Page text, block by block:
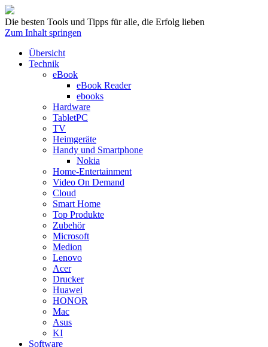
Die besten Tools und Tipps für alle, die Erfolg lieben
Zum Inhalt springen
Übersicht
Technik
eBook
eBook Reader
ebooks
Hardware
TabletPC
TV
Heimgeräte
Handy und Smartphone
Nokia
Home-Entertainment
Video On Demand
Cloud
Smart Home
Top Produkte
Zubehör
Microsoft
Medion
Lenovo
Acer
Drucker
Huawei
HONOR
Mac
Asus
KI
Software